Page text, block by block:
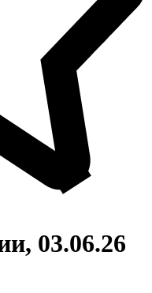
03.06.26